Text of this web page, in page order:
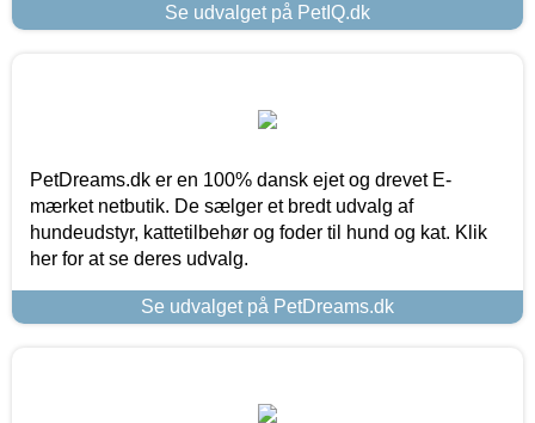
Se udvalget på PetIQ.dk
PetDreams.dk er en 100% dansk ejet og drevet E-
mærket netbutik. De sælger et bredt udvalg af
hundeudstyr, kattetilbehør og foder til hund og kat. Klik
her for at se deres udvalg.
Se udvalget på PetDreams.dk